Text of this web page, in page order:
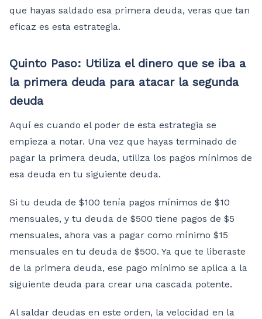
que hayas saldado esa primera deuda, veras que tan
eficaz es esta estrategia.
Quinto Paso: Utiliza el dinero que se iba a
la primera deuda para atacar la segunda
deuda
Aquí es cuando el poder de esta estrategia se
empieza a notar. Una vez que hayas terminado de
pagar la primera deuda, utiliza los pagos mínimos de
esa deuda en tu siguiente deuda.
Si tu deuda de $100 tenía pagos mínimos de $10
mensuales, y tu deuda de $500 tiene pagos de $5
mensuales, ahora vas a pagar como mínimo $15
mensuales en tu deuda de $500. Ya que te liberaste
de la primera deuda, ese pago mínimo se aplica a la
siguiente deuda para crear una cascada potente.
Al saldar deudas en este orden, la velocidad en la